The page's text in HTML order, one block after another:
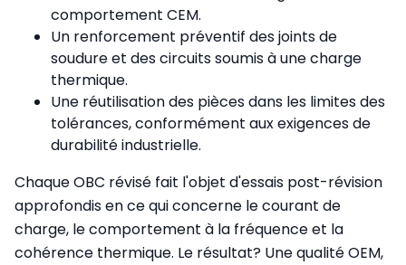
comportement CEM.
Un renforcement préventif des joints de
soudure et des circuits soumis à une charge
thermique.
Une réutilisation des pièces dans les limites des
tolérances, conformément aux exigences de
durabilité industrielle.
Chaque OBC révisé fait l'objet d'essais post-révision
approfondis en ce qui concerne le courant de
charge, le comportement à la fréquence et la
cohérence thermique. Le résultat? Une qualité OEM,